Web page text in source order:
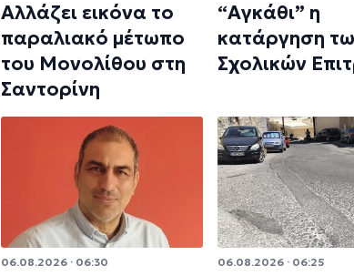
Αλλάζει εικόνα το
παραλιακό μέτωπο
του Μονολίθου στη
Σαντορίνη
“Αγκάθι” η
κατάργηση
Σχολικών
06.08.2026 · 06:30 06.08.2026 · 06:25